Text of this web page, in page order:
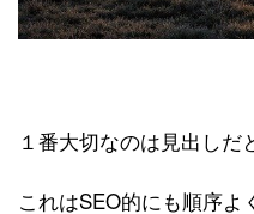
１番大切なのは見出しだ
これはSEO的にも順序